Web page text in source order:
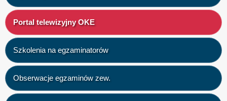
Portal telewizyjny OKE
Szkolenia na egzaminatorów
Obserwacje egzaminów zew.